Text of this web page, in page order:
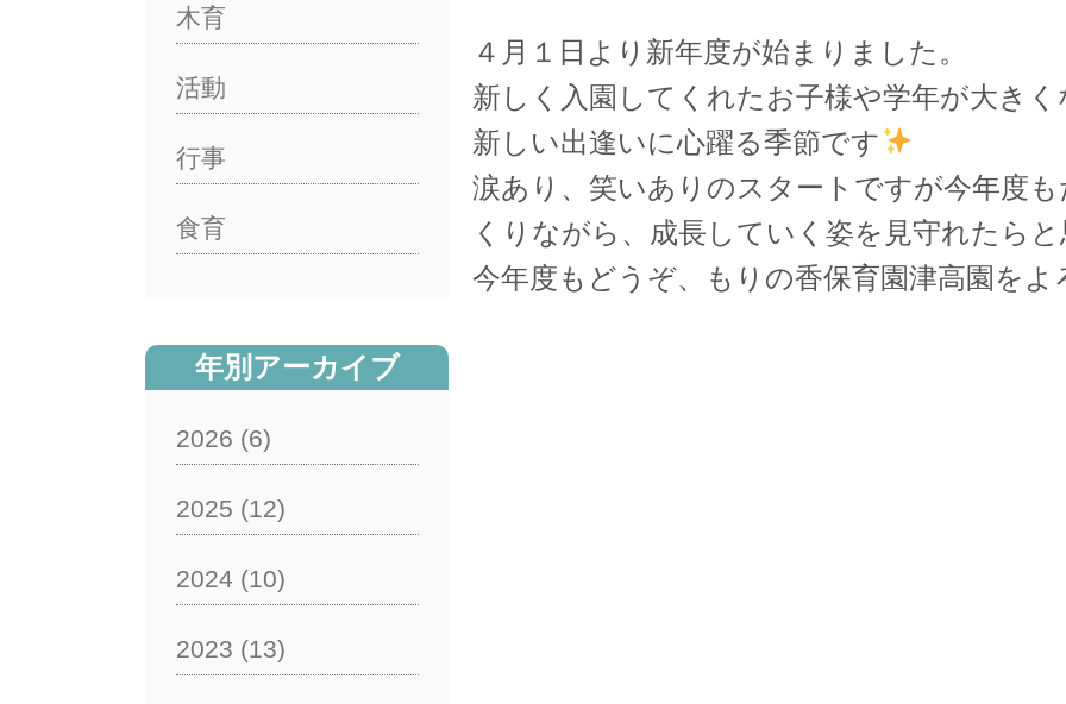
４月１日より新年度が始まりました。
新しく入園してくれたお子様や学年が大き
新しい出逢いに心躍る季節です
涙あり、笑いありのスタートですが今年度
くりながら、成長していく姿を見守れたら
今年度もどうぞ、もりの香保育園津高園を
木育
活動
行事
食育
年別アーカイブ
2026 (6)
2025 (12)
2024 (10)
2023 (13)